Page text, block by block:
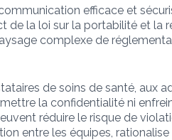
efficace et
de la loi sur la portabilité et la
complexe de
de soins de santé, aux
la confidentialité ni
réduire le risque de
entre les équipes,